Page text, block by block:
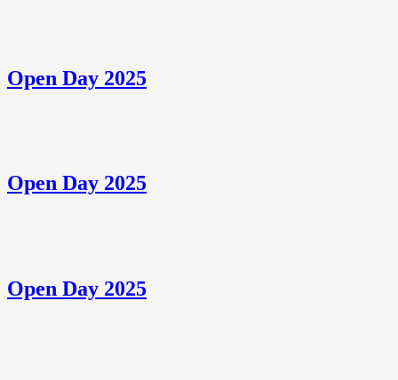
Open Day 2025
Open Day 2025
Open Day 2025